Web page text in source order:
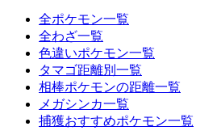
全ポケモン一覧
全わざ一覧
色違いポケモン一覧
タマゴ距離別一覧
相棒ポケモンの距離一覧
メガシンカ一覧
捕獲おすすめポケモン一覧